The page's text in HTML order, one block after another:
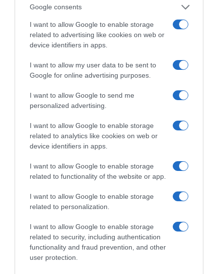
Google consents
I want to allow Google to enable storage
related to advertising like cookies on web or
device identifiers in apps.
I want to allow my user data to be sent to
Google for online advertising purposes.
I want to allow Google to send me
personalized advertising.
I want to allow Google to enable storage
related to analytics like cookies on web or
device identifiers in apps.
I want to allow Google to enable storage
related to functionality of the website or app.
I want to allow Google to enable storage
related to personalization.
I want to allow Google to enable storage
related to security, including authentication
functionality and fraud prevention, and other
user protection.